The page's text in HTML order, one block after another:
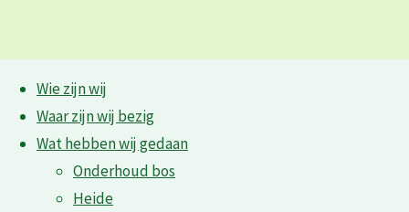
inhoud
Wie zijn wij
Waar zijn wij bezig
Wat hebben wij gedaan
Onderhoud bos
Heide
03. 20240522 Bramen verwijderen
Karsendiek, aanvang; Peter